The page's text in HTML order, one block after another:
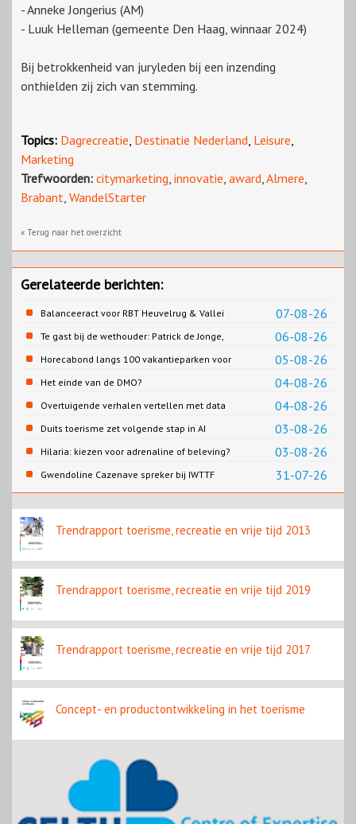
- Anneke Jongerius (AM)
- Luuk Helleman (gemeente Den Haag, winnaar 2024)
Bij betrokkenheid van juryleden bij een inzending
onthielden zij zich van stemming.
Topics: Dagrecreatie, Destinatie Nederland, Leisure,
Marketing
Trefwoorden: citymarketing, innovatie, award,Almere,
Brabant, WandelStarter
« Terug naar het overzicht
Gerelateerde berichten:
07-08-26
Balanceeract voor RBT Heuvelrug & Vallei
06-08-26
Te gast bij de wethouder: Patrick de Jonge,
Gemeente Emmen
05-08-26
Horecabond langs 100 vakantieparken voor
Cao-recreatie
04-08-26
Het einde van de DMO?
04-08-26
Overtuigende verhalen vertellen met data
03-08-26
Duits toerisme zet volgende stap in AI
content
03-08-26
Hilaria: kiezen voor adrenaline of beleving?
31-07-26
Gwendoline Cazenave spreker bij IWTTF
congres in Utrecht
Trendrapport toerisme, recreatie en vrije tijd 2013
Trendrapport toerisme, recreatie en vrije tijd 2019
Trendrapport toerisme, recreatie en vrije tijd 2017
Concept- en productontwikkeling in het toerisme